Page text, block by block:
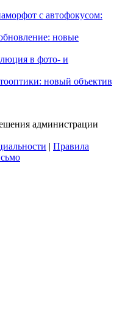
с автофокусом:
новые
в фото- и
новый объектив
администрации
| Правила